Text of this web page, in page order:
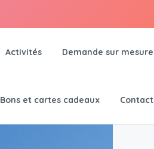
Activités Demande sur mesure
Bons et cartes cadeaux Contact